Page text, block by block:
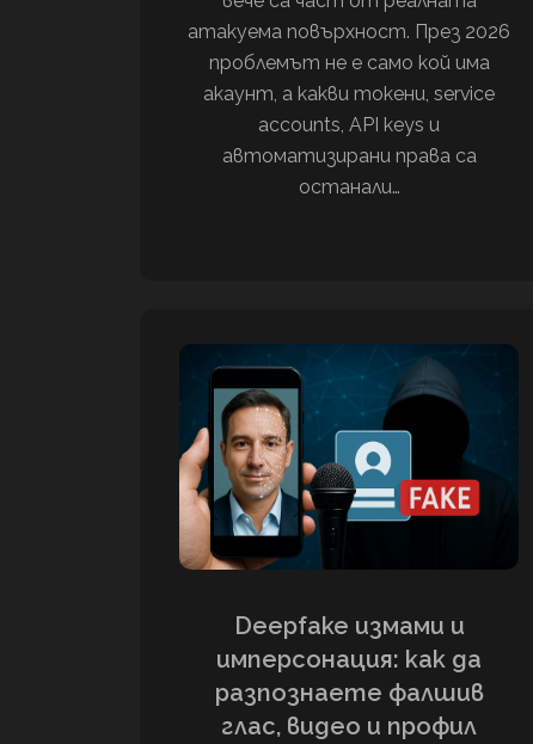
атакуемa повърхност. През 2026
проблемът не е само кой има
акаунт, а какви токени, service
accounts, API keys и
автоматизирани права са
останали…
Deepfake измами и
имперсонация: как да
разпознаете фалшив
глас, видео и профил